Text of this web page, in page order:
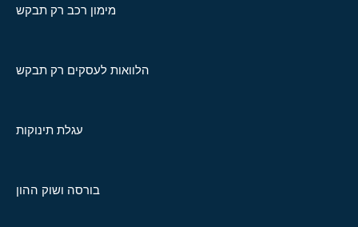
מימון רכב רק תבקש
הלוואות לעסקים רק תבקש
עגלת תינוקות
בורסה ושוק ההון